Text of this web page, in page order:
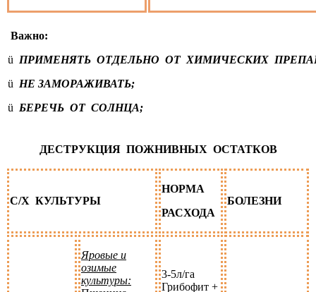
Важно:
ü ПРИМЕНЯТЬ ОТДЕЛЬНО ОТ ХИМИЧЕСКИХ
ü НЕ ЗАМОРАЖИВАТЬ;
ü БЕРЕЧЬ ОТ СОЛНЦА;
ДЕСТРУКЦИЯ ПОЖНИВНЫХ ОСТАТКОВ
С/Х КУЛЬТУРЫ
НОРМА
РАСХОДА
БОЛЕЗНИ
Яровые и
озимые
культуры:
3-5л/га
Грибофит +